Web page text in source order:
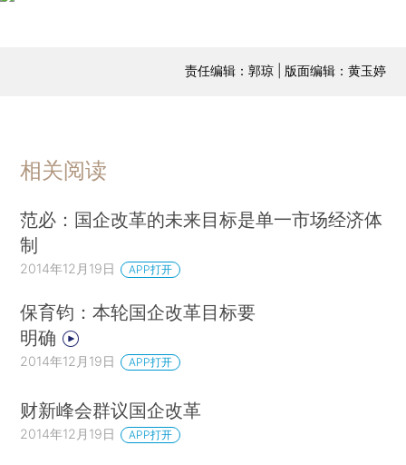
责任编辑：郭琼 | 版面编辑：黄玉婷
相关阅读
范必：国企改革的未来目标是单一市场经济体
制
2014年12月19日 APP打开
保育钧：本轮国企改革目标要
明确
2014年12月19日 APP打开
财新峰会群议国企改革
2014年12月19日 APP打开